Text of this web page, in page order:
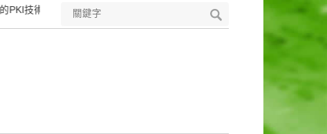
術，可完整保護您所輸入所有資料之保密性與完整性，請安心使用。